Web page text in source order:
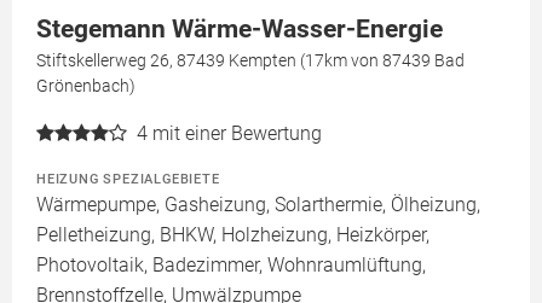
Stegemann Wärme-Wasser-Energie
Stiftskellerweg 26, 87439 Kempten (17km von 87439 Bad
Grönenbach)
4 mit einer Bewertung
HEIZUNG SPEZIALGEBIETE
Wärmepumpe, Gasheizung, Solarthermie, Ölheizung,
Pelletheizung, BHKW, Holzheizung, Heizkörper,
Photovoltaik, Badezimmer, Wohnraumlüftung,
Brennstoffzelle, Umwälzpumpe